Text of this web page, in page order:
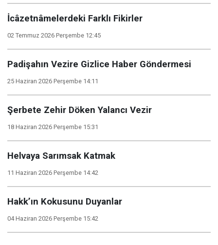
İcâzetnâmelerdeki Farklı Fikirler
02 Temmuz 2026 Perşembe 12:45
Padişahın Vezire Gizlice Haber Göndermesi
25 Haziran 2026 Perşembe 14:11
Şerbete Zehir Döken Yalancı Vezir
18 Haziran 2026 Perşembe 15:31
Helvaya Sarımsak Katmak
11 Haziran 2026 Perşembe 14:42
Hakk’ın Kokusunu Duyanlar
04 Haziran 2026 Perşembe 15:42